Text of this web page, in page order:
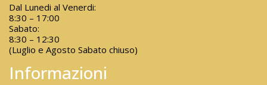
Dal Lunedi al Venerdi:
8:30 – 17:00
Sabato:
8:30 – 12:30
(Luglio e Agosto Sabato chiuso)
Informazioni